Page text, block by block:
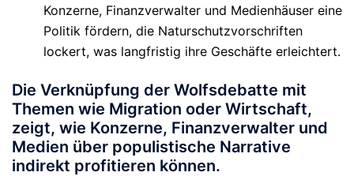
Konzerne, Finanzverwalter und Medienhäuser eine
Politik fördern, die Naturschutzvorschriften
lockert, was langfristig ihre Geschäfte erleichtert.
Die Verknüpfung der Wolfsdebatte mit
Themen wie Migration oder Wirtschaft,
zeigt, wie Konzerne, Finanzverwalter und
Medien über populistische Narrative
indirekt profitieren können.